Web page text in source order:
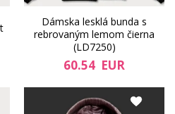
Dámska lesklá bunda s
rebrovaným lemom čierna
(LD7250)
60.54 EUR